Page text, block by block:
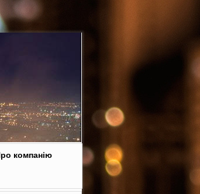
компанію